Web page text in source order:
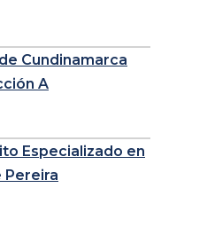
Cundinamarca
A
Especializado en
Pereira